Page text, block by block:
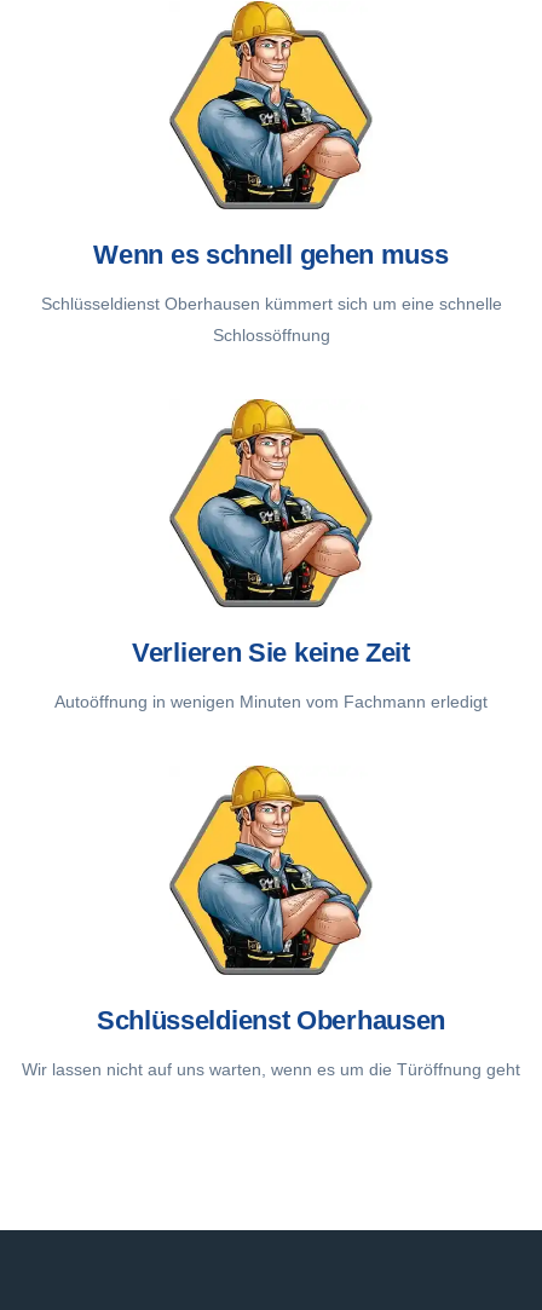
Wenn es schnell gehen muss
Schlüsseldienst Oberhausen kümmert sich um eine schnelle
Schlossöffnung
Verlieren Sie keine Zeit
Autoöffnung in wenigen Minuten vom Fachmann erledigt
Schlüsseldienst Oberhausen
Wir lassen nicht auf uns warten, wenn es um die Türöffnung geht